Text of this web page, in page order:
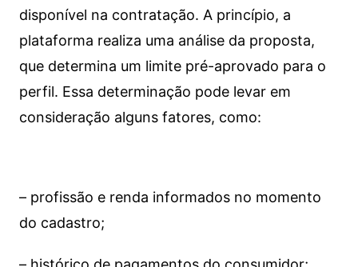
disponível na contratação. A princípio, a
plataforma realiza uma análise da proposta,
que determina um limite pré-aprovado para o
perfil. Essa determinação pode levar em
consideração alguns fatores, como:
– profissão e renda informados no momento
do cadastro;